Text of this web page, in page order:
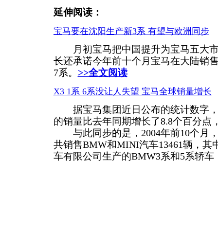
延伸阅读：
宝马要在沈阳生产新3系 有望与欧洲同步
月初宝马把中国提升为宝马五大市
长还承诺今年前十个月宝马在大陆销
7系。 >>全文阅读
X3 1系 6系没让人失望 宝马全球销量增长
据宝马集团近日公布的统计数字，
的销量比去年同期增长了8.8个百分点
与此同步的是，2004年前10个月
共销售BMW和MINI汽车13461辆，其
车有限公司生产的BMW3系和5系轿